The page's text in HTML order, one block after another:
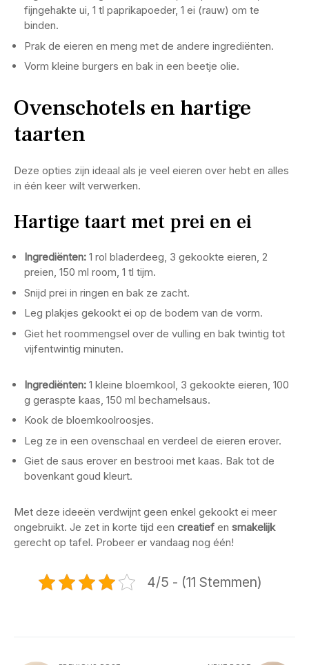
fijngehakte ui, 1 tl paprikapoeder, 1 ei (rauw) om te
binden.
Prak de eieren en meng met de andere ingrediënten.
Vorm kleine burgers en bak in een beetje olie.
Ovenschotels en hartige
taarten
Deze opties zijn ideaal als je veel eieren over hebt en alles
in één keer wilt verwerken.
Hartige taart met prei en ei
Ingrediënten: 1 rol bladerdeeg, 3 gekookte eieren, 2
preien, 150 ml room, 1 tl tijm.
Snijd prei in ringen en bak ze zacht.
Leg plakjes gekookt ei op de bodem van de vorm.
Giet het roommengsel over de vulling en bak twintig tot
vijfentwintig minuten.
Ingrediënten: 1 kleine bloemkool, 3 gekookte eieren, 100
g geraspte kaas, 150 ml bechamelsaus.
Kook de bloemkoolroosjes.
Leg ze in een ovenschaal en verdeel de eieren erover.
Giet de saus erover en bestrooi met kaas. Bak tot de
bovenkant goud kleurt.
Met deze ideeën verdwijnt geen enkel gekookt ei meer
ongebruikt. Je zet in korte tijd een creatief en smakelijk
gerecht op tafel. Probeer er vandaag nog één!
4/5 - (11 Stemmen)